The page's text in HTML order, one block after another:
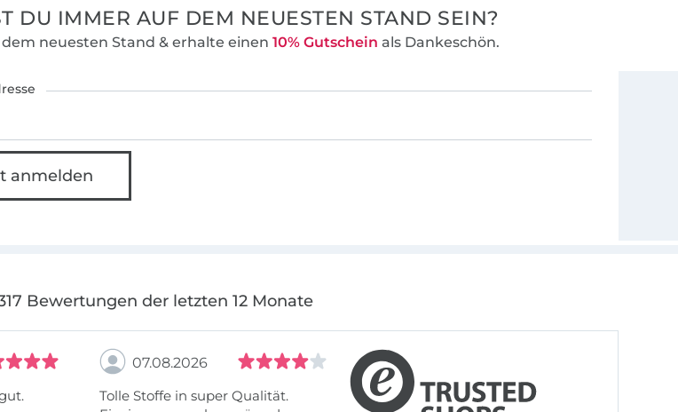
DU IMMER AUF DEM NEUESTEN STAND SEIN?
neuesten Stand & erhalte einen 10% Gutschein als Dankeschön.
anmelden
Bewertungen der letzten 12 Monate
07.08.2026
Tolle Stoffe in super Qualität.